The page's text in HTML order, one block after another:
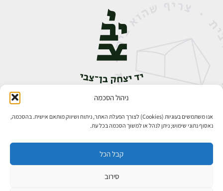
ניהול הסכמה
אנו משתמשים בעוגיות (Cookies) לצורך הפעלת האתר, ניתוח ושיווק מותאם אישית. בהסכמה,
נאסוף נתוני שימוש; ניתן לנהל או למשוך הסכמה בכל עת.
קבל הכל
סירוב
אבן גבירול 14, רחביה, ירושלים